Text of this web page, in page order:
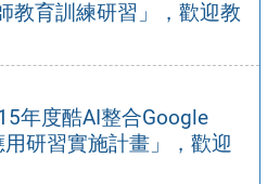
教育訓練研習」，歡迎教
年度酷AI整合Google
研習實施計畫」，歡迎